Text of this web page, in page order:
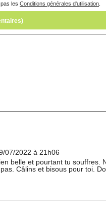
les Conditions générales d'utilisation
07/2022 à 21h06
belle et pourtant tu souffres.
Câlins et bisous pour toi.